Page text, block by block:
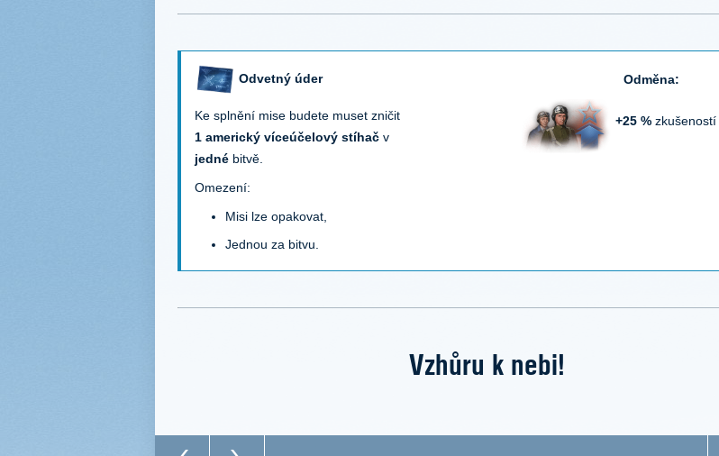
Odvetný úder Odměna:
+25 %
Ke splnění mise budete muset zničit
1 americký víceúčelový stíhač v
jedné bitvě.
Omezení:
Misi lze opakovat,
Jednou za bitvu.
Vzhůru k nebi!